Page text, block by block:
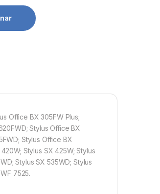
Office BX 305FW Plus;
Stylus Office BX
Stylus Office BX
Stylus SX 425W; Stylus
Stylus SX 535WD; Stylus
7525.